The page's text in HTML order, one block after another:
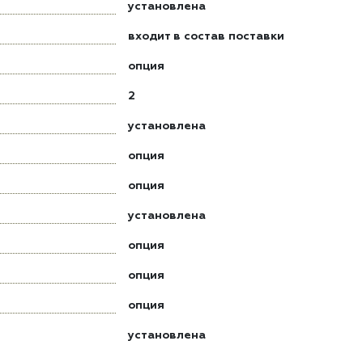
установлена
входит в состав поставки
опция
2
установлена
опция
опция
установлена
опция
опция
опция
установлена